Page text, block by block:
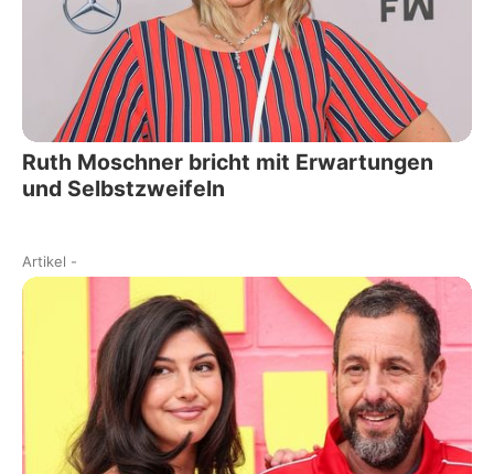
Ruth Moschner bricht mit Erwartungen
und Selbstzweifeln
Artikel -